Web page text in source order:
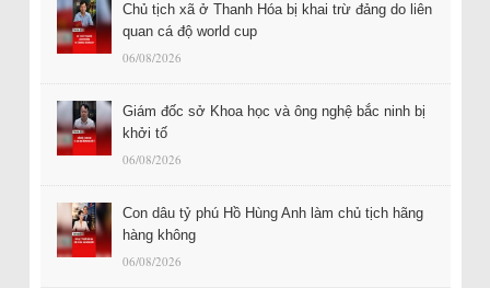
Chủ tịch xã ở Thanh Hóa bị khai trừ đảng do liên
quan cá độ world cup
06/08/2026
Giám đốc sở Khoa học và ông nghệ bắc ninh bị
khởi tố
06/08/2026
Con dâu tỷ phú Hồ Hùng Anh làm chủ tịch hãng
hàng không
06/08/2026